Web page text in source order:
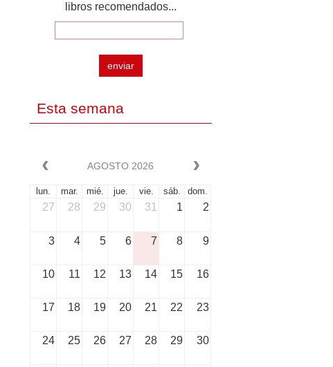
libros recomendados...
enviar
Esta semana
AGOSTO 2026
lun. mar. mié. jue. vie. sáb. dom.
27 28 29 30 31 1 2
3 4 5 6 7 8 9
10 11 12 13 14 15 16
17 18 19 20 21 22 23
24 25 26 27 28 29 30